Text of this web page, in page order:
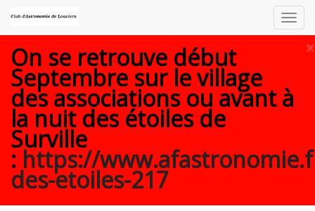
×
On se retrouve début
Septembre sur le village
des associations ou avant à
la nuit des étoiles de
Surville
: https://
des-etoiles-217